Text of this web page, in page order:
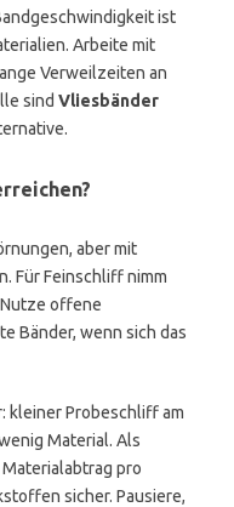
ist
Arbeite mit
Verweilzeiten an
sind Vliesbänder
aber mit
Für Feinschliff nimm
offene
Bänder, wenn sich das
kleiner Probeschliff am
Material. Als
pro
sicher. Pausiere,